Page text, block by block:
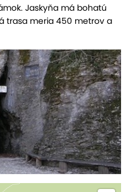
Jaskyňa má bohatú
trasa meria 450 metrov a